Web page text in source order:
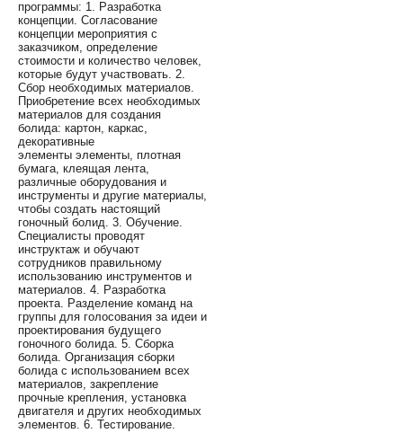
программы: 1. Разработка
концепции. Согласование
концепции мероприятия с
заказчиком, определение
стоимости и количество человек,
которые будут участвовать. 2.
Сбор необходимых материалов.
Приобретение всех необходимых
материалов для создания
болида: картон, каркас,
декоративные
элементы элементы, плотная
бумага, клеящая лента,
различные оборудования и
инструменты и другие материалы,
чтобы создать настоящий
гоночный болид. 3. Обучение.
Специалисты проводят
инструктаж и обучают
сотрудников правильному
использованию инструментов и
материалов. 4. Разработка
проекта. Разделение команд на
группы для голосования за идеи и
проектирования будущего
гоночного болида. 5. Сборка
болида. Организация сборки
болида с использованием всех
материалов, закрепление
прочные крепления, установка
двигателя и других необходимых
элементов. 6. Тестирование.